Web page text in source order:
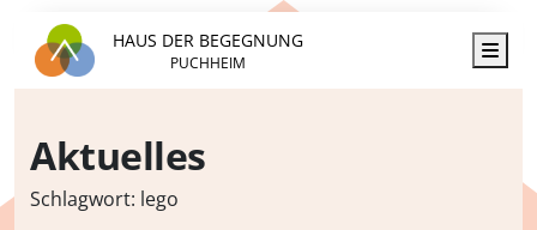
HAUS DER BEGEGNUNG
PUCHHEIM
Aktuelles
Schlagwort: lego